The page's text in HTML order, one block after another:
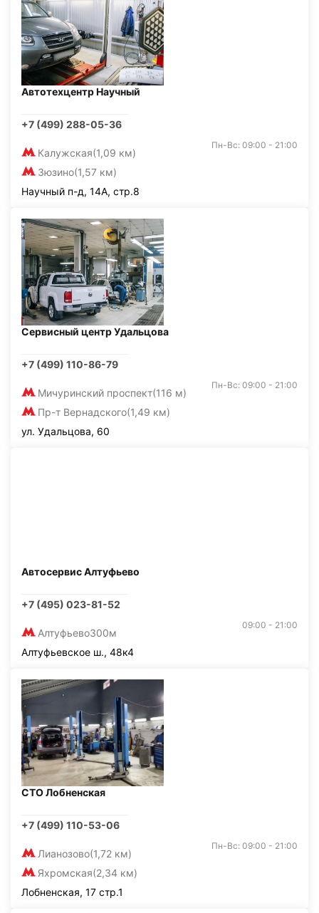
Автотехцентр Научный
+7 (499) 288-05-36
Калужская(1,09 км)
Зюзино(1,57 км)
Пн-Вс: 09:00 - 21:00
Научный п-д, 14А, стр.8
Сервисный центр Удальцова
+7 (499) 110-86-79
Мичуринский проспект(116 м)
Пр-т Вернадского(1,49 км)
Пн-Вс: 09:00 - 21:00
ул. Удальцова, 60
Автосервис Алтуфьево
+7 (495) 023-81-52
Алтуфьево300м
09:00 - 21:00
Алтуфьевское ш., 48к4
СТО Лобненская
+7 (499) 110-53-06
Лианозово(1,72 км)
Яхромская(2,34 км)
Пн-Вс: 09:00 - 21:00
Лобненская, 17 стр.1